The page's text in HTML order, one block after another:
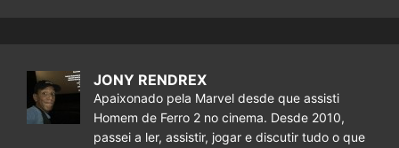
JONY RENDREX
Apaixonado pela Marvel desde que assisti
Homem de Ferro 2 no cinema. Desde 2010,
passei a ler, assistir, jogar e discutir tudo o que